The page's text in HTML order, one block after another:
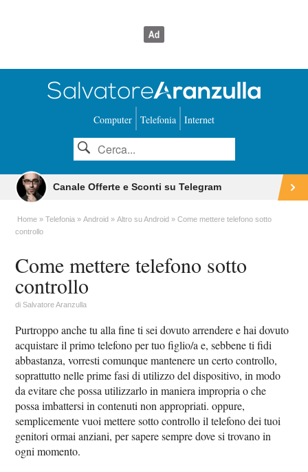
Computer Telefonia Internet
Canale Offerte e Sconti su Telegram
Home Telefonia Android Altro su Android
Come mettere telefono sotto
controllo
Come mettere telefono sotto
controllo
diSalvatore Aranzulla
Purtroppo anche tu alla fine ti sei dovuto arrendere e hai dovuto
acquistare il primo telefono per tuo figlio/a e, sebbene ti fidi
abbastanza, vorresti comunque mantenere un certo controllo,
soprattutto nelle prime fasi di utilizzo del dispositivo, in modo
da evitare che possa utilizzarlo in maniera impropria o che
possa imbattersi in contenuti non appropriati. oppure,
semplicemente vuoi mettere sotto controllo il telefono dei tuoi
genitori ormai anziani, per sapere sempre dove si trovano in
ogni momento.